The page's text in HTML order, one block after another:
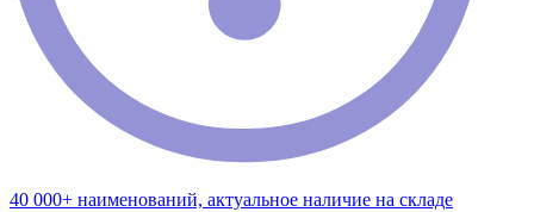
40 000+ наименований, актуальное наличие на складе